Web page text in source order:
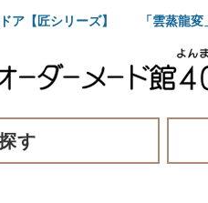
ア【匠シリーズ】 「雲蒸龍変
す